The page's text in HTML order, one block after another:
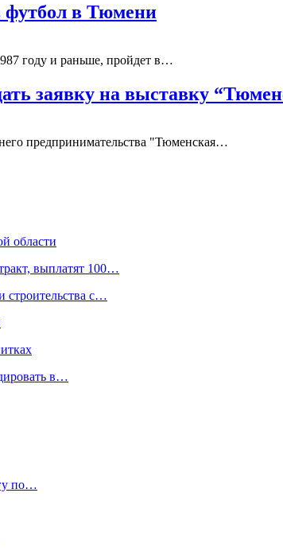
футбол в Тюмени
году и раньше, пройдет в…
заявку на выставку
предпринимательства "Тюменская…
области
выплатят 100…
строительства с…
в…
по…